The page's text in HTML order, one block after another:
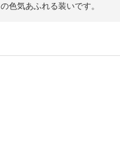
の色気あふれる装いです。